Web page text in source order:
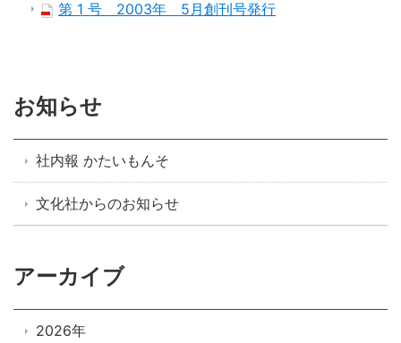
第 1 号 2003年 5月創刊号発行
お知らせ
社内報 かたいもんそ
文化社からのお知らせ
アーカイブ
2026年